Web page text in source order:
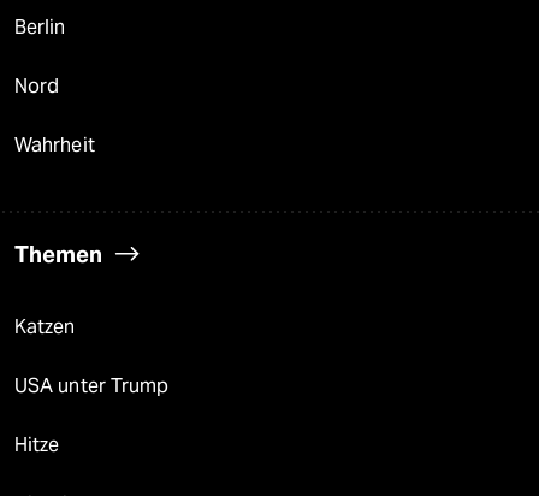
Berlin
Nord
Wahrheit
Themen
Katzen
USA unter Trump
Hitze